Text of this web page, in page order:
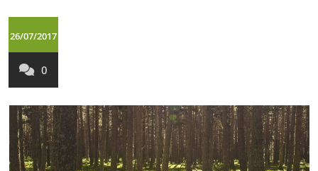
26/07/2017
0